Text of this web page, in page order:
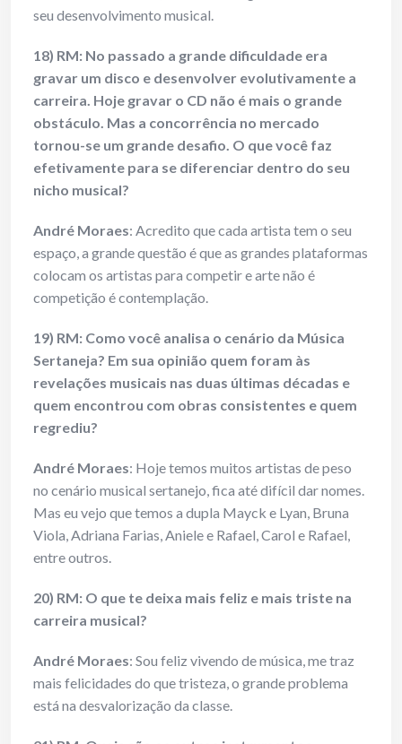
seu desenvolvimento musical.
18) RM: No passado a grande dificuldade era
gravar um disco e desenvolver evolutivamente a
carreira. Hoje gravar o CD não é mais o grande
obstáculo. Mas a concorrência no mercado
tornou-se um grande desafio. O que você faz
efetivamente para se diferenciar dentro do seu
nicho musical?
André Moraes: Acredito que cada artista tem o seu
espaço, a grande questão é que as grandes plataformas
colocam os artistas para competir e arte não é
competição é contemplação.
19) RM: Como você analisa o cenário da Música
Sertaneja? Em sua opinião quem foram às
revelações musicais nas duas últimas décadas e
quem encontrou com obras consistentes e quem
regrediu?
André Moraes: Hoje temos muitos artistas de peso
no cenário musical sertanejo, fica até difícil dar nomes.
Mas eu vejo que temos a dupla Mayck e Lyan, Bruna
Viola, Adriana Farias, Aniele e Rafael, Carol e Rafael,
entre outros.
20) RM: O que te deixa mais feliz e mais triste na
carreira musical?
André Moraes: Sou feliz vivendo de música, me traz
mais felicidades do que tristeza, o grande problema
está na desvalorização da classe.